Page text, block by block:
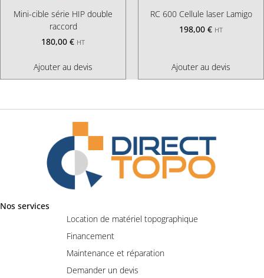
Mini-cible série HIP double
raccord
180,00 € HT
Ajouter au devis
RC 600 Cellule laser Lamigo
198,00 € HT
Ajouter au devis
Nos services
Location de matériel topographique
Financement
Maintenance et réparation
Demander un devis